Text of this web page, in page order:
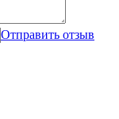
Отправить отзыв